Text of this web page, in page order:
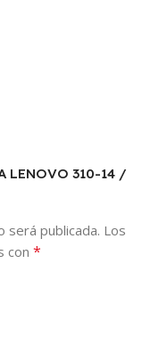
LENOVO 310-14 /
será publicada. Los
con *